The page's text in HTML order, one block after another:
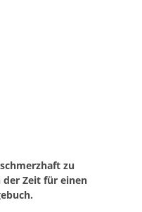
zu
der Zeit für einen